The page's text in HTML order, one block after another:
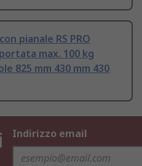
pianale RS PRO
max. 100 kg
825 mm 430 mm 430
Indirizzo email